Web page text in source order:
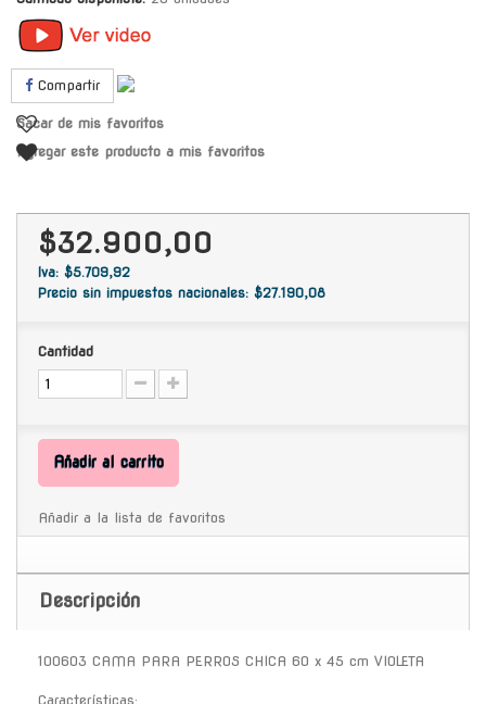
Compartir
Sacar de mis favoritos
Agregar este producto a mis favoritos
$32.900,00
Iva: $5.709,92
Precio sin impuestos nacionales: $27.190,08
Cantidad
Añadir al carrito
Añadir a la lista de favoritos
Descripción
100603 CAMA PARA PERROS CHICA 60 x 45 cm VIOLETA
Características: